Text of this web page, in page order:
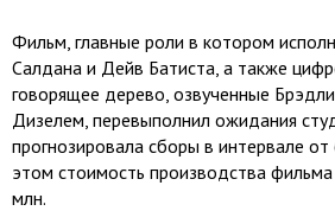
Фильм, главные роли в котором
Салдана и Дейв Батиста, а также
говорящее дерево, озвученные
Дизелем, перевыполнил ожидания
прогнозировала сборы в интервале
этом стоимость производства
млн.